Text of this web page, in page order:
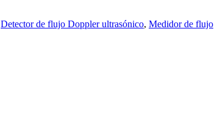
Detector de flujo Doppler ultrasónico, Medidor de flujo